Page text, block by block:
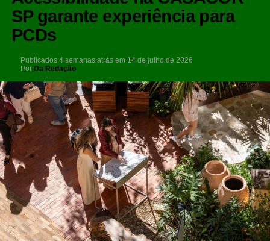
SP garante experiência para
PCDs
Publicados 4 semanas atrás em 14 de julho de 2026
Por Da Redação